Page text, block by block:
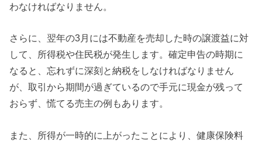
わなければなりません。
さらに、翌年の3月には不動産を売却した時の譲渡益に対
して、所得税や住民税が発生します。確定申告の時期に
なると、忘れずに深刻と納税をしなければなりません
が、取引から期間が過ぎているので手元に現金が残って
おらず、慌てる売主の例もあります。
また、所得が一時的に上がったことにより、健康保険料